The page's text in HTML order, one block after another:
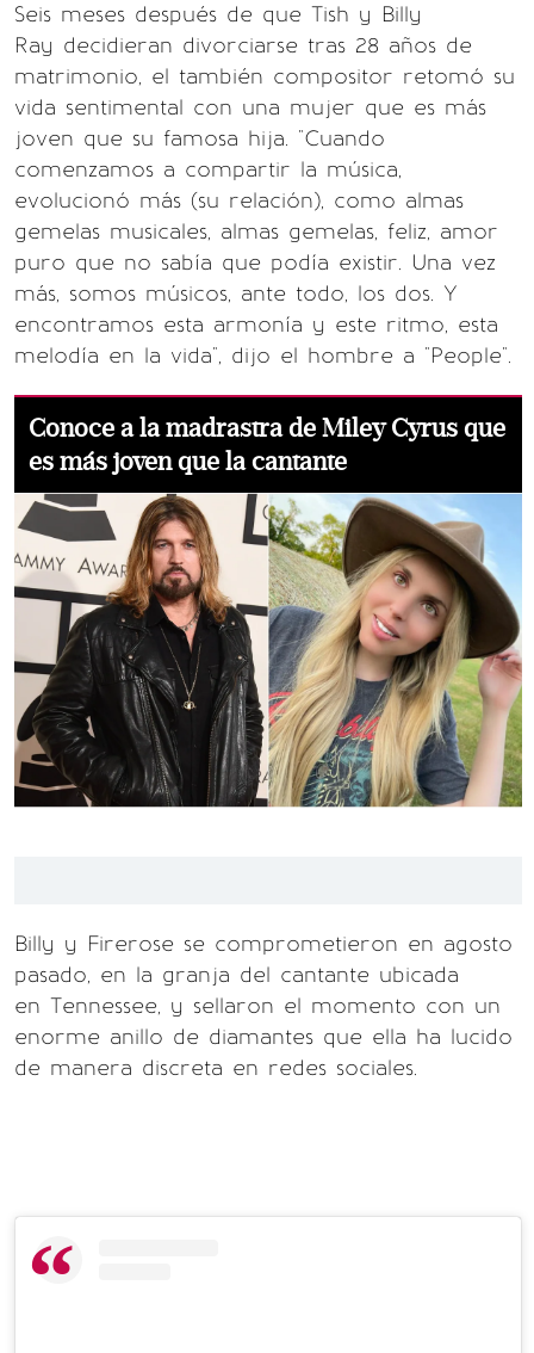
Seis meses después de que Tish y Billy
Ray decidieran divorciarse tras 28 años de
matrimonio, el también compositor retomó su
vida sentimental con una mujer que es más
joven que su famosa hija. "Cuando
comenzamos a compartir la música,
evolucionó más (su relación), como almas
gemelas musicales, almas gemelas, feliz, amor
puro que no sabía que podía existir. Una vez
más, somos músicos, ante todo, los dos. Y
encontramos esta armonía y este ritmo, esta
melodía en la vida", dijo el hombre a "People".
Conoce a la madrastra de Miley Cyrus que
es más joven que la cantante
Billy y Firerose se comprometieron en agosto
pasado, en la granja del cantante ubicada
en Tennessee, y sellaron el momento con un
enorme anillo de diamantes que ella ha lucido
de manera discreta en redes sociales.